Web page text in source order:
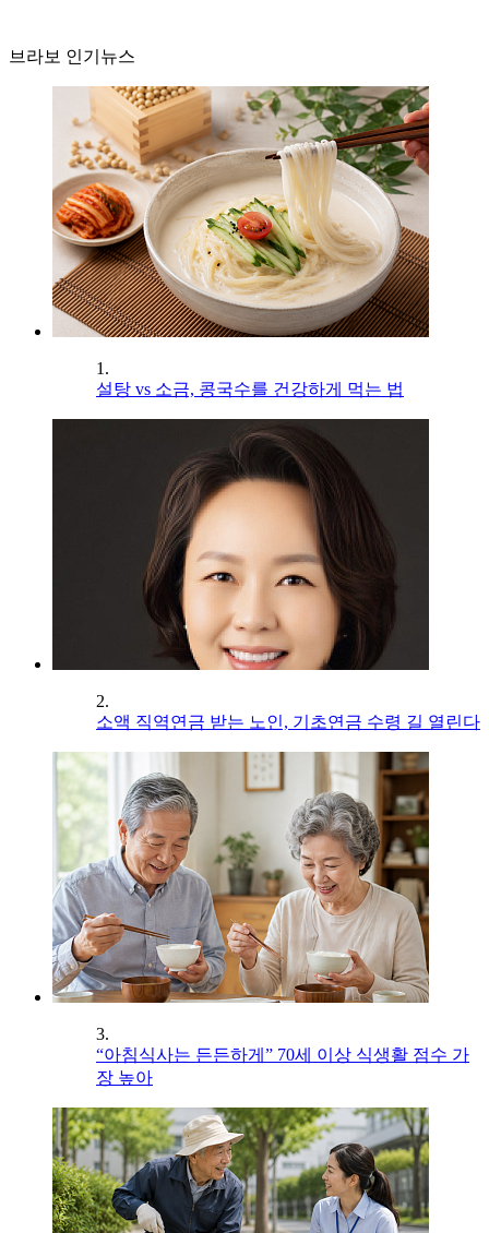
브라보 인기뉴스
1.
설탕 vs 소금, 콩국수를 건강하게 먹는 법
2.
소액 직역연금 받는 노인, 기초연금 수령 길 열린다
3.
“아침식사는 든든하게” 70세 이상 식생활 점수 가
장 높아